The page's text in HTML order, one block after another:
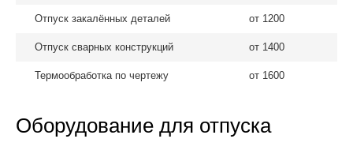
Отпуск закалённых деталей от 1200
Отпуск сварных конструкций от 1400
Термообработка по чертежу от 1600
Оборудование для отпуска